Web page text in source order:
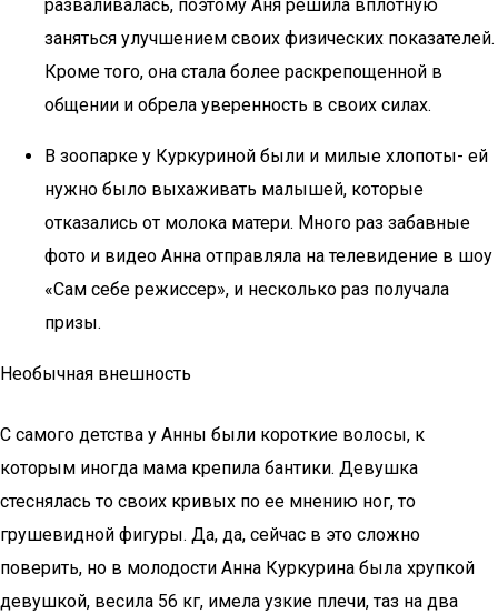
разваливалась, поэтому Аня решила вплотную
заняться улучшением своих физических показателей.
Кроме того, она стала более раскрепощенной в
общении и обрела уверенность в своих силах.
В зоопарке у Куркуриной были и милые хлопоты- ей
нужно было выхаживать малышей, которые
отказались от молока матери. Много раз забавные
фото и видео Анна отправляла на телевидение в шоу
«Сам себе режиссер», и несколько раз получала
призы.
Необычная внешность
С самого детства у Анны были короткие волосы, к
которым иногда мама крепила бантики. Девушка
стеснялась то своих кривых по ее мнению ног, то
грушевидной фигуры. Да, да, сейчас в это сложно
поверить, но в молодости Анна Куркурина была хрупкой
девушкой, весила 56 кг, имела узкие плечи, таз на два